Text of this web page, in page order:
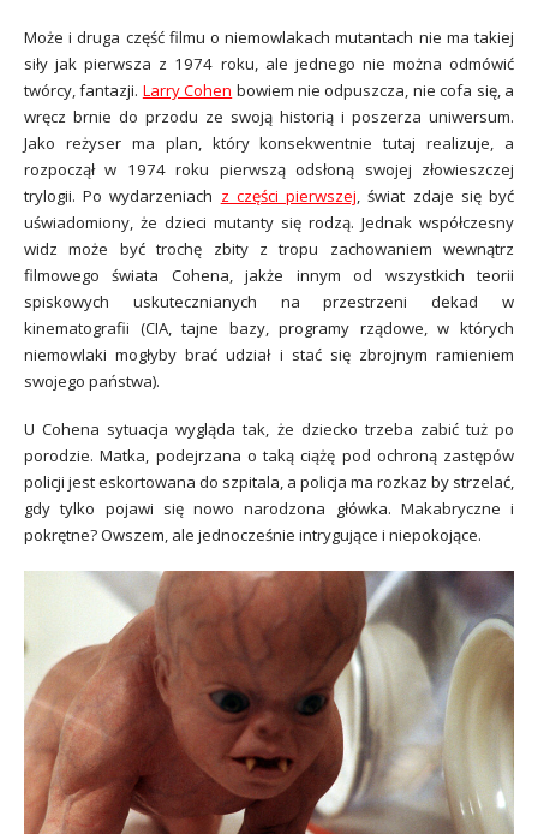
Może i druga część filmu o niemowlakach mutantach nie ma takiej
siły jak pierwsza z 1974 roku, ale jednego nie można odmówić
twórcy, fantazji. Larry Cohen bowiem nie odpuszcza, nie cofa się, a
wręcz brnie do przodu ze swoją historią i poszerza uniwersum.
Jako reżyser ma plan, który konsekwentnie tutaj realizuje, a
rozpoczął w 1974 roku pierwszą odsłoną swojej złowieszczej
trylogii. Po wydarzeniach z części pierwszej, świat zdaje się być
uświadomiony, że dzieci mutanty się rodzą. Jednak współczesny
widz może być trochę zbity z tropu zachowaniem wewnątrz
filmowego świata Cohena, jakże innym od wszystkich teorii
spiskowych uskutecznianych na przestrzeni dekad w
kinematografii (CIA, tajne bazy, programy rządowe, w których
niemowlaki mogłyby brać udział i stać się zbrojnym ramieniem
swojego państwa).
U Cohena sytuacja wygląda tak, że dziecko trzeba zabić tuż po
porodzie. Matka, podejrzana o taką ciążę pod ochroną zastępów
policji jest eskortowana do szpitala, a policja ma rozkaz by strzelać,
gdy tylko pojawi się nowo narodzona główka. Makabryczne i
pokrętne? Owszem, ale jednocześnie intrygujące i niepokojące.